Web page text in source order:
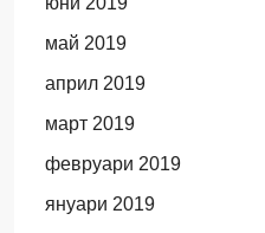
май 2019
април 2019
март 2019
февруари 2019
януари 2019